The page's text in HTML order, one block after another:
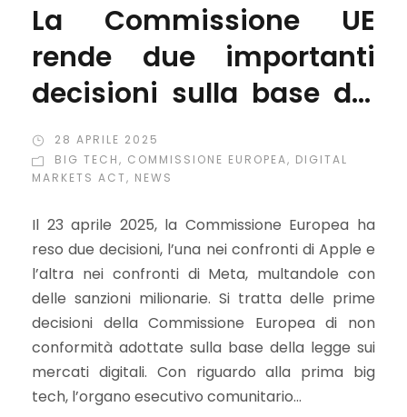
La Commissione UE
rende due importanti
decisioni sulla base del
DMA
28 APRILE 2025
BIG TECH, COMMISSIONE EUROPEA, DIGITAL
MARKETS ACT, NEWS
Il 23 aprile 2025, la Commissione Europea ha
reso due decisioni, l’una nei confronti di Apple e
l’altra nei confronti di Meta, multandole con
delle sanzioni milionarie. Si tratta delle prime
decisioni della Commissione Europea di non
conformità adottate sulla base della legge sui
mercati digitali. Con riguardo alla prima big
tech, l’organo esecutivo comunitario...